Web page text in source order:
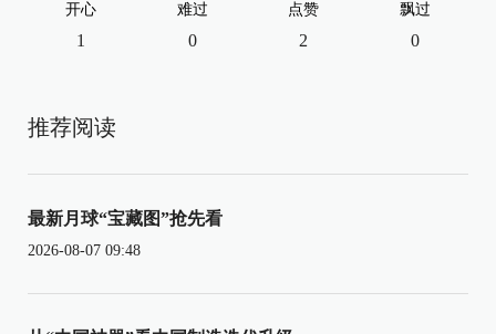
开心
1
难过
0
点赞
2
飘过
0
推荐阅读
最新月球“宝藏图”抢先看
2026-08-07 09:48